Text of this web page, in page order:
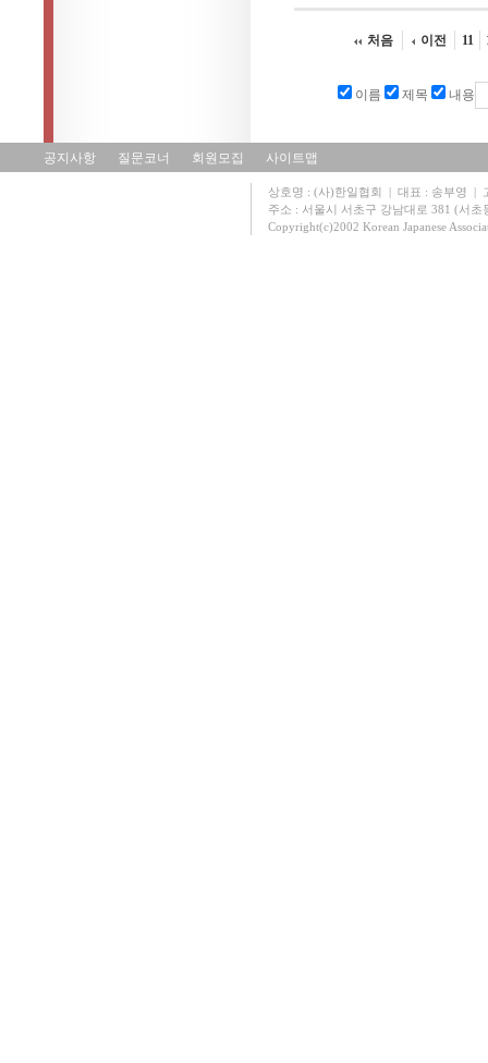
처음 이전 11
이름 제목 내용
공지사항 질문코너 회원모집 사이트맵
상호명 : (사)한일협회 | 대표 : 송부영 |
주소 : 서울시 서초구 강남대로 381 (서
Copyright(c)2002 Korean Japanese